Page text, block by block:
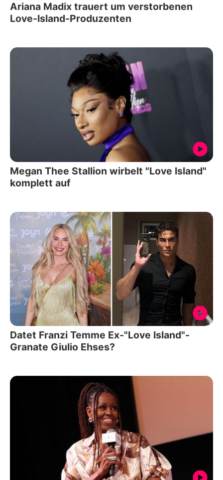
Ariana Madix trauert um verstorbenen
Love-Island-Produzenten
Megan Thee Stallion wirbelt "Love Island"
komplett auf
Datet Franzi Temme Ex-"Love Island"-
Granate Giulio Ehses?